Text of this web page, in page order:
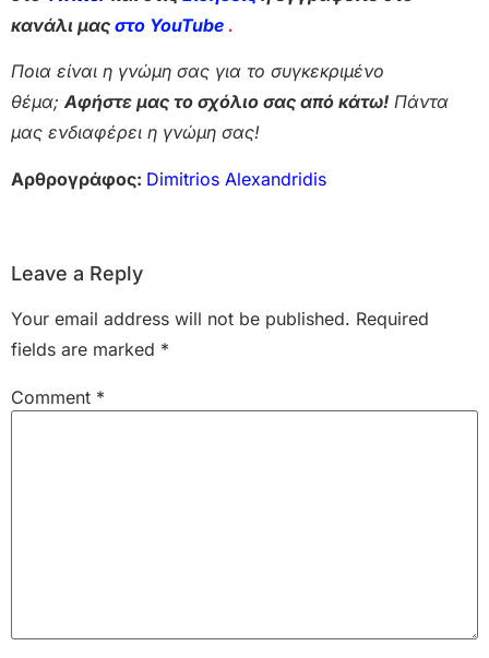
κανάλι μας στο YouTube .
Ποια είναι η γνώμη σας για το συγκεκριμένο
θέμα;Αφήστε μας το σχόλιο σας από κάτω! Πάντα
μας ενδιαφέρει η γνώμη σας!
Αρθρογράφος: Dimitrios Alexandridis
Leave a Reply
Your email address will not be published. Required
fields are marked *
Comment *